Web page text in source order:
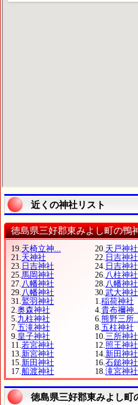
近くの神社リスト
徳島県三好郡東みよし町の鴨
19.天椅立神... 20.天戸神社
21.天神社 22. 日吉神社
23. 日吉神社 24. 日吉神社
25.馬岡神社 26.八柱神社
27.八幡神社 28.八幡神社
29.八幡神社 30.武大神社
31.鷲羽神社 1.稲荷神社
2.奥森神社 4.貴布禰神
5.九柱神社 6.熊野三所
7.五滝神社 8.五柱神社
9.皇子神社 10.三所神社
11.若宮神社 12.照王神社
13.新宮神社 14.新田神社
15.新田神社 16.石鎚神社
17.船渡神社 18.滝宮神社
徳島県三好郡東みよし町